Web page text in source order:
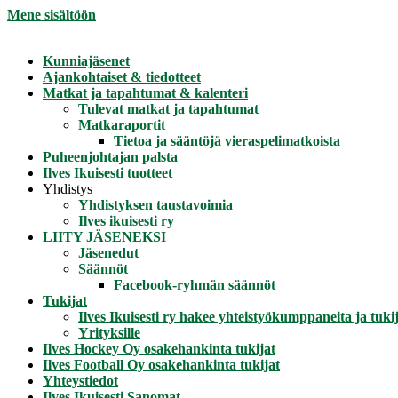
Mene sisältöön
Kunniajäsenet
Ajankohtaiset & tiedotteet
Matkat ja tapahtumat & kalenteri
Tulevat matkat ja tapahtumat
Matkaraportit
Tietoa ja sääntöjä vieraspelimatkoista
Puheenjohtajan palsta
Ilves Ikuisesti tuotteet
Yhdistys
Yhdistyksen taustavoimia
Ilves ikuisesti ry
LIITY JÄSENEKSI
Jäsenedut
Säännöt
Facebook-ryhmän säännöt
Tukijat
Ilves Ikuisesti ry hakee yhteistyökumppaneita ja
Yrityksille
Ilves Hockey Oy osakehankinta tukijat
Ilves Football Oy osakehankinta tukijat
Yhteystiedot